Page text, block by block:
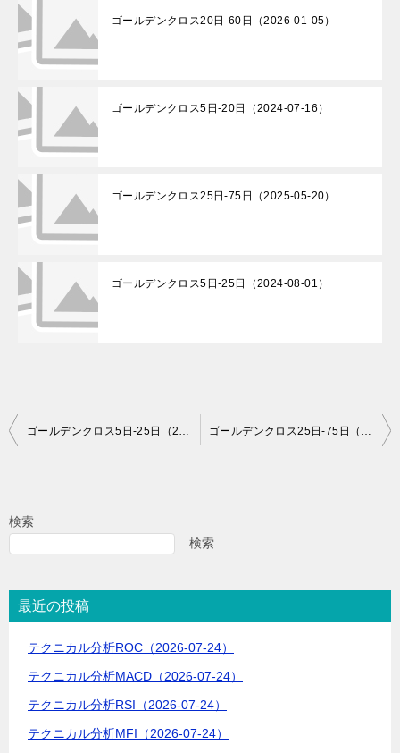
ゴールデンクロス20日-60日（2026-01-05）
ゴールデンクロス5日-20日（2024-07-16）
ゴールデンクロス25日-75日（2025-05-20）
ゴールデンクロス5日-25日（2024-08-01）
投
ビ
シ
ョ
ゴールデンクロス5日-25日（2024-08-19） ゴールデンクロス25日-75日（2024-08-19）
検索
検索
最近の投稿
テクニカル分析ROC（2026-07-24）
テクニカル分析MACD（2026-07-24）
テクニカル分析RSI（2026-07-24）
テクニカル分析MFI（2026-07-24）